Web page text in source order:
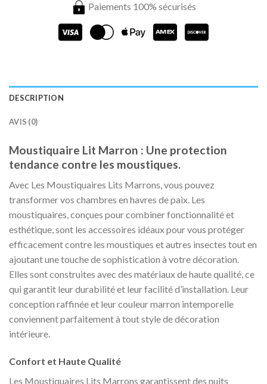
Paiements 100% sécurisés
DESCRIPTION
AVIS (0)
Moustiquaire Lit Marron : Une protection
tendance contre les moustiques.
Avec Les Moustiquaires Lits Marrons, vous pouvez
transformer vos chambres en havres de paix. Les
moustiquaires, conçues pour combiner fonctionnalité et
esthétique, sont les accessoires idéaux pour vous protéger
efficacement contre les moustiques et autres insectes tout en
ajoutant une touche de sophistication à votre décoration.
Elles sont construites avec des matériaux de haute qualité, ce
qui garantit leur durabilité et leur facilité d’installation. Leur
conception raffinée et leur couleur marron intemporelle
conviennent parfaitement à tout style de décoration
intérieure.
Confort et Haute Qualité
Les Moustiquaires Lits Marrons garantissent des nuits